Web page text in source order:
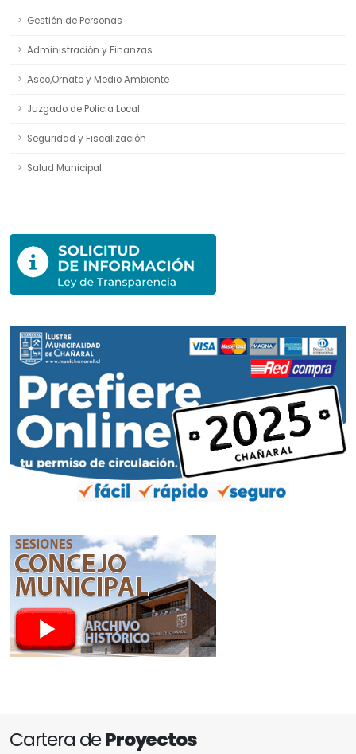
Gestión de Personas
Administración y Finanzas
Aseo,Ornato y Medio Ambiente
Juzgado de Policia Local
Seguridad y Fiscalización
Salud Municipal
Cartera deProyectos